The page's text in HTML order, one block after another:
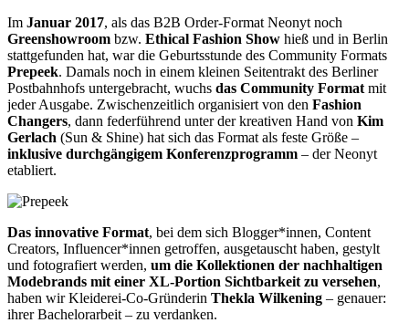
Im Januar 2017, als das B2B Order-Format Neonyt noch
Greenshowroom bzw. Ethical Fashion Show hieß und in Berlin
stattgefunden hat, war die Geburtsstunde des Community Formats
Prepeek. Damals noch in einem kleinen Seitentrakt des Berliner
Postbahnhofs untergebracht, wuchs das Community Format mit
jeder Ausgabe. Zwischenzeitlich organisiert von den Fashion
Changers, dann federführend unter der kreativen Hand von Kim
Gerlach (Sun & Shine) hat sich das Format als feste Größe –
inklusive durchgängigem Konferenzprogramm – der Neonyt
etabliert.
Das innovative Format, bei dem sich Blogger*innen, Content
Creators, Influencer*innen getroffen, ausgetauscht haben, gestylt
und fotografiert werden, um die Kollektionen der nachhaltigen
Modebrands mit einer XL-Portion Sichtbarkeit zu versehen,
haben wir Kleiderei-Co-Gründerin Thekla Wilkening – genauer:
ihrer Bachelorarbeit – zu verdanken.